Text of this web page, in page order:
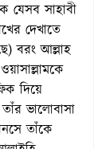
যেসব সাহাবী
দেখাতে
বরং আল্লাহ
দিয়ে
ভালোবাসা
তাঁকে